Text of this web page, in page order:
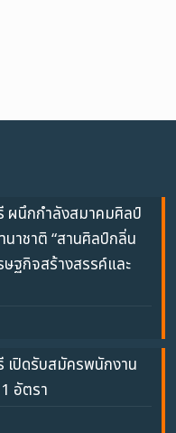
นึกกำลังสมาคมศิลป์
าชาติ “สานศิลป์กลิ่น
ฐกิจสร้างสรรค์และ
ปิดรับสมัครพนักงาน
อัตรา